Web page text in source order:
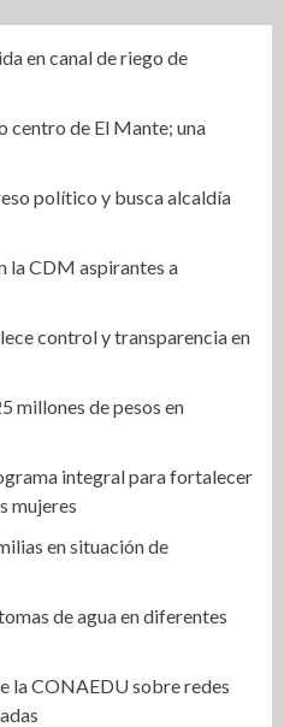
en canal de riego de
centro de El Mante; una
político y busca alcaldía
la CDM aspirantes a
control y transparencia en
millones de pesos en
integral para fortalecer
mujeres
en situación de
de agua en diferentes
la CONAEDU sobre redes